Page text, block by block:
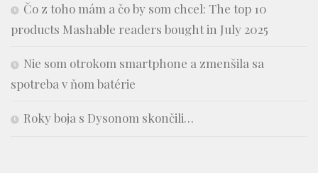
Čo z toho mám a čo by som chcel: The top 10
products Mashable readers bought in July 2025
Nie som otrokom smartphone a zmenšila sa
spotreba v ňom batérie
Roky boja s Dysonom skončili…